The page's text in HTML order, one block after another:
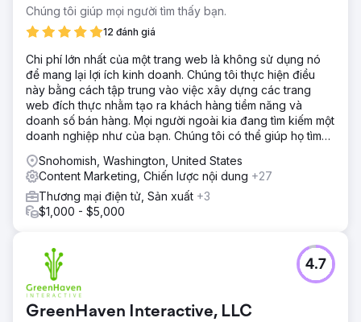
Chúng tôi giúp mọi người tìm thấy bạn.
12 đánh giá
Chi phí lớn nhất của một trang web là không sử dụng nó
để mang lại lợi ích kinh doanh. Chúng tôi thực hiện điều
này bằng cách tập trung vào việc xây dựng các trang
web đích thực nhằm tạo ra khách hàng tiềm năng và
doanh số bán hàng. Mọi người ngoài kia đang tìm kiếm một
doanh nghiệp như của bạn. Chúng tôi có thể giúp họ tìm
Snohomish, Washington, United States
Content Marketing, Chiến lược nội dung +27
Thương mại điện tử, Sản xuất +3
$1,000 - $5,000
GreenHaven Interactive, LLC
4.7